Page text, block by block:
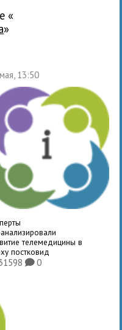
«
»
13:50
телемедицины в
постковид
K0